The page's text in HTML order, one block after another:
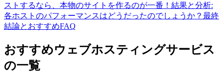
ストするなら、本物のサイトを作るのが一番！ 結果と分析:
各ホストのパフォーマンスはどうだったのでしょうか？ 最終
結論とおすすめFAQ
おすすめウェブホスティングサービス
の一覧